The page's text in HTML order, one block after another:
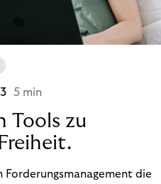
5 min
Tools zu
Forderungsmanagement die